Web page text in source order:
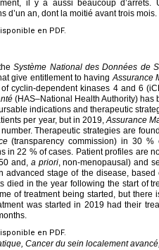
il y a aussi beaucoup
d’un an, dont la moitié avant trois mois.
en PDF.
Système National des Données de
give entitlement to havingAssurance
cyclin-dependent kinases 4 and 6
(HAS–National Health Authority) has
indications and therapeutic
per year, but in 2019,Assurance
Therapeutic strategies are
(transparency commission) in 30
in 22 % of cases. Patient profiles are
and, a priori, non-menopausal) and
advanced stage of the disease,
died in the year following the start of
of treatment being started, but
was started in 2019 had their
en PDF.
Cancer du sein localement